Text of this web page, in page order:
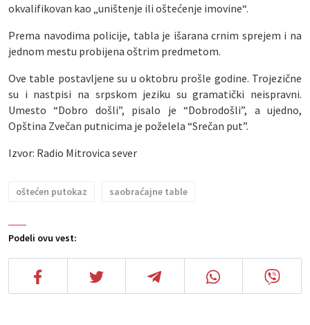
Podeli ovu vest:
okvalifikovan kao „uništenje ili oštećenje imovine“.
Prema navodima policije, tabla je išarana crnim sprejem i na
jednom mestu probijena oštrim predmetom.
Ove table postavljene su u oktobru prošle godine. Trojezične
su i nastpisi na srpskom jeziku su gramatički neispravni.
Umesto “Dobro došli”, pisalo je “Dobrodošli”, a ujedno,
Opština Zvečan putnicima je poželela “Srečan put”.
Izvor: Radio Mitrovica sever
oštećen putokaz saobraćajne table